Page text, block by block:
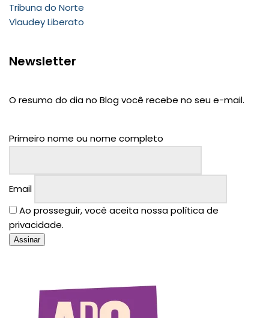
Tribuna do Norte
Vlaudey Liberato
Newsletter
O resumo do dia no Blog você recebe no seu e-mail.
Primeiro nome ou nome completo
Email
Ao prosseguir, você aceita nossa política de
privacidade.